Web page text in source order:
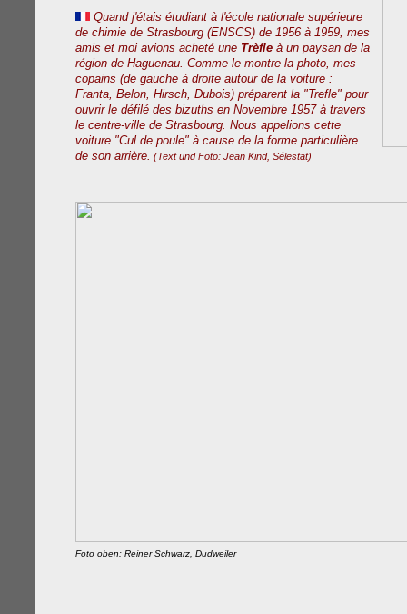
Quand j'étais étudiant à l'école nationale supérieure
de chimie de Strasbourg (ENSCS) de 1956 à 1959, mes
amis et moi avions acheté une Trèfle à un paysan de la
région de Haguenau. Comme le montre la photo, mes
copains (de gauche à droite autour de la voiture :
Franta, Belon, Hirsch, Dubois) préparent la "Trefle" pour
ouvrir le défilé des bizuths en Novembre 1957 à travers
le centre-ville de Strasbourg. Nous appelions cette
voiture "Cul de poule" à cause de la forme particulière
de son arrière. (Text und Foto: Jean Kind, Sélestat)
Foto oben: Reiner Schwarz, Dudweiler